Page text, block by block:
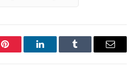
Pinterest LinkedInTumblr
E-